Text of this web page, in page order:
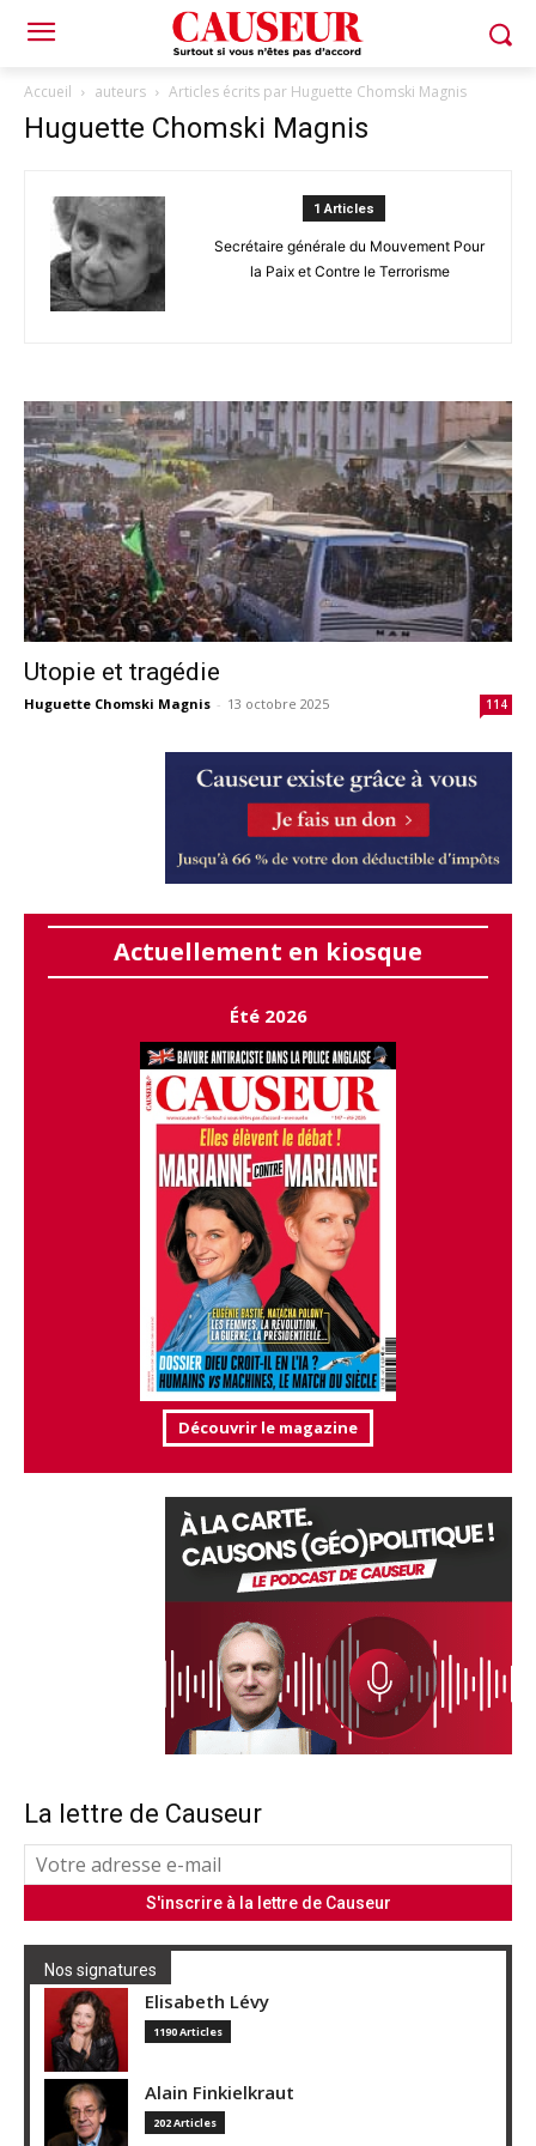
Accueil auteurs Articles écrits par Huguette Chomski Magnis
Huguette Chomski Magnis
1 Articles
Secrétaire générale du Mouvement Pour
la Paix et Contre le Terrorisme
Utopie et tragédie
Huguette Chomski Magnis - 13 octobre 2025 114
Actuellement en kiosque
Été 2026
Découvrir le magazine
La lettre de Causeur
Nos signatures
Elisabeth Lévy
1190 Articles
Alain Finkielkraut
202 Articles